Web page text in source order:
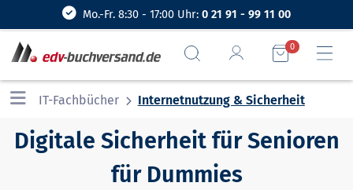
Mo.-Fr. 8:30 - 17:00 Uhr: 0 21 91 - 99 11 00
0
IT-Fachbücher Internetnutzung & Sicherheit
Digitale Sicherheit für Senioren
für Dummies